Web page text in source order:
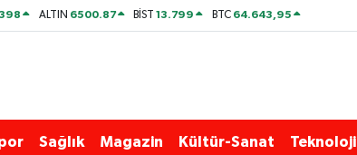
ALTIN 6500.87 BİST13.799 BTC 64.643,95
Sağlık Magazin Kültür-Sanat Teknoloji